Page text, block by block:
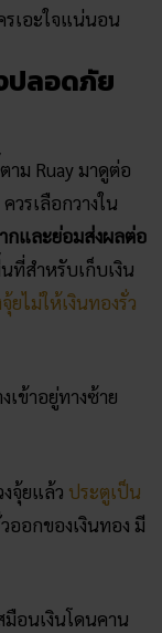
รเอะใจแน่นอน
ปลอดภัย
ม Ruay มาดูต่อ
ควรเลือกวางใน
กและย่อมส่งผลต่อ
ที่สำหรับเก็บเงิน
จุ้ยไม่ให้เงินทองรั่ว
เข้าอยู่ทางซ้าย
จุ้ยแล้ว ประตูเป็น
ออกของเงินทอง มี
มือนเงินโดนคาน